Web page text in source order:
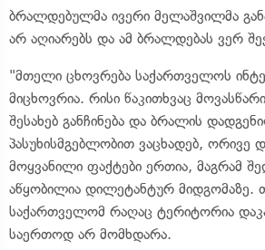
ბრალდებულმა ივერი მელაშვილმა
არ აღიარებს და ამ ბრალდებას ვერ
"მთელი ცხოვრება საქართველოს
მიცხოვრია. რისი წაკითხვაც
შესახებ განჩინება და ბრალის
პასუხისმგებლობით ვაცხადებ, ორივე
მოყვანილი ფაქტები ერთია, მაგრამ
აწყობილია დილეტანტურ მიდგომაზე.
საქართველომ რაღაც ტერიტორია
საერთოდ არ მომხდარა.